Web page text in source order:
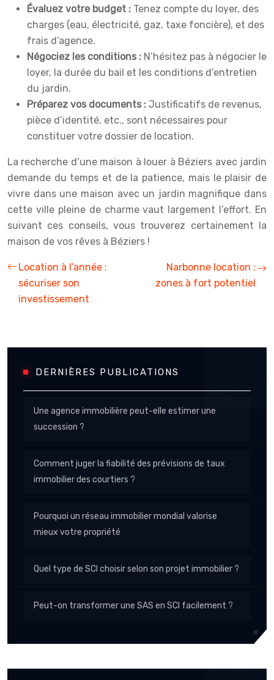
Évaluez votre budget : Tenez compte du loyer, des
charges (eau, électricité, gaz, taxe foncière), et des
frais d’agence.
Négociez les conditions : N’hésitez pas à négocier le
loyer, la durée du bail et les conditions d’entretien
du jardin.
Préparez vos documents : Justificatifs de revenus,
pièce d’identité, etc., sont nécessaires pour
constituer votre dossier de location.
La recherche d’une maison à louer à Béziers avec jardin
demande du temps et de la patience, mais le plaisir de
vivre dans une maison avec un jardin magnifique dans
cette ville pleine de charme vaut largement l’effort. En
suivant ces conseils, vous trouverez certainement la
maison de vos rêves à Béziers !
Location à l’année :
sécuriser son
investissement
Narbonne location :
zones à fort potentiel
DERNIÈRES PUBLICATIONS
Une agence immobilière peut-elle estimer une
succession ?
Comment juger la fiabilité des prévisions de taux
immobilier des courtiers ?
Pourquoi un réseau immobilier mondial valorise
mieux votre propriété
Quel type de SCI choisir selon son projet immobilier ?
Peut-on transformer une SAS en SCI facilement ?